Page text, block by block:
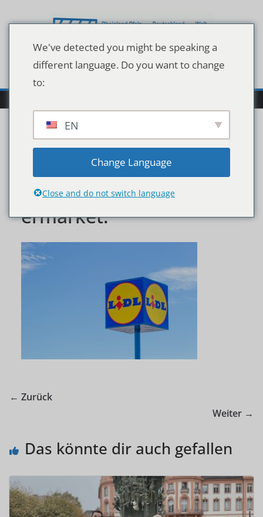
Inhalt
Finestrat,,Spain,-,March,
9,,2018:,Sign,Of,Lidl,Sup
ermarket.
← Zurück
Weiter →
Das könnte dir auch gefallen
We've detected you might be speaking a
different language. Do you want to change
to:
EN
Change Language
Close and do not switch language